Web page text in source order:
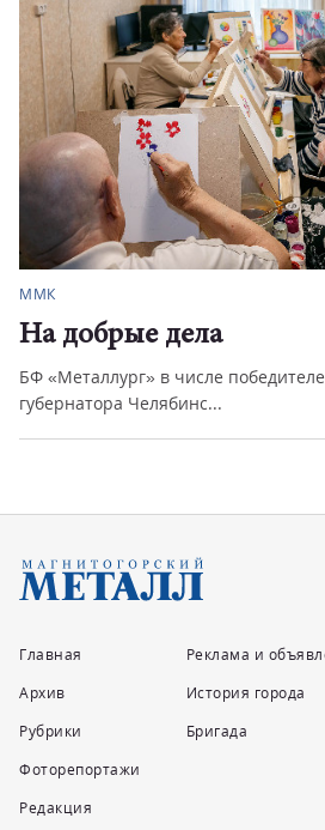
дела
в числе победителей конкурса
Челябинс...
Архив